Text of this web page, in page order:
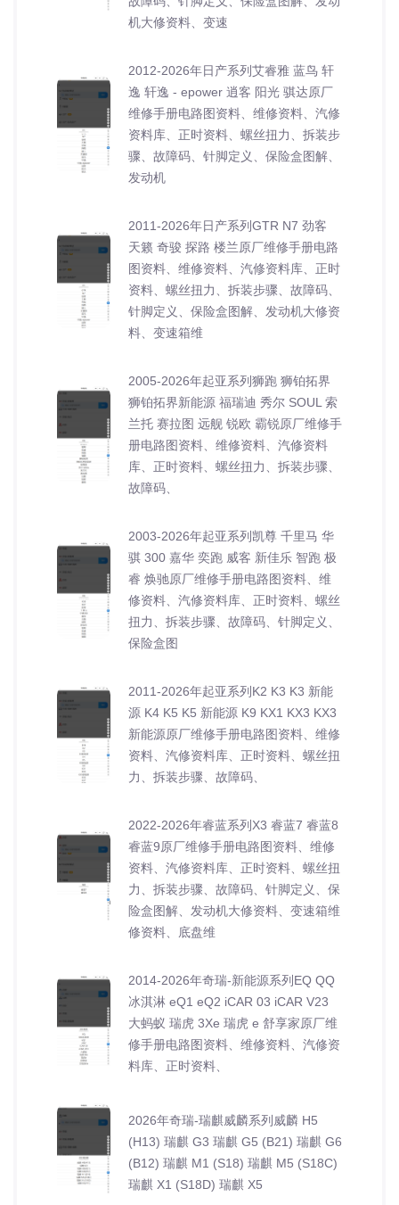
机大修资料、变速
2012-2026年日产系列艾睿雅 蓝鸟 轩
逸 轩逸 - epower 逍客 阳光 骐达原厂
维修手册电路图资料、维修资料、汽修
资料库、正时资料、螺丝扭力、拆装步
骤、故障码、针脚定义、保险盒图解、
发动机
2011-2026年日产系列GTR N7 劲客
天籁 奇骏 探路 楼兰原厂维修手册电路
图资料、维修资料、汽修资料库、正时
资料、螺丝扭力、拆装步骤、故障码、
针脚定义、保险盒图解、发动机大修资
料、变速箱维
2005-2026年起亚系列狮跑 狮铂拓界
狮铂拓界新能源 福瑞迪 秀尔 SOUL 索
兰托 赛拉图 远舰 锐欧 霸锐原厂维修手
册电路图资料、维修资料、汽修资料
库、正时资料、螺丝扭力、拆装步骤、
故障码、
2003-2026年起亚系列凯尊 千里马 华
骐 300 嘉华 奕跑 威客 新佳乐 智跑 极
睿 焕驰原厂维修手册电路图资料、维
修资料、汽修资料库、正时资料、螺丝
扭力、拆装步骤、故障码、针脚定义、
保险盒图
2011-2026年起亚系列K2 K3 K3 新能
源 K4 K5 K5 新能源 K9 KX1 KX3 KX3
新能源原厂维修手册电路图资料、维修
资料、汽修资料库、正时资料、螺丝扭
力、拆装步骤、故障码、
2022-2026年睿蓝系列X3 睿蓝7 睿蓝8
睿蓝9原厂维修手册电路图资料、维修
资料、汽修资料库、正时资料、螺丝扭
力、拆装步骤、故障码、针脚定义、保
险盒图解、发动机大修资料、变速箱维
修资料、底盘维
2014-2026年奇瑞-新能源系列EQ QQ
冰淇淋 eQ1 eQ2 iCAR 03 iCAR V23
大蚂蚁 瑞虎 3Xe 瑞虎 e 舒享家原厂维
修手册电路图资料、维修资料、汽修资
料库、正时资料、
2026年奇瑞-瑞麒威麟系列威麟 H5
(H13) 瑞麒 G3 瑞麒 G5 (B21) 瑞麒 G6
(B12) 瑞麒 M1 (S18) 瑞麒 M5 (S18C)
瑞麒 X1 (S18D) 瑞麒 X5